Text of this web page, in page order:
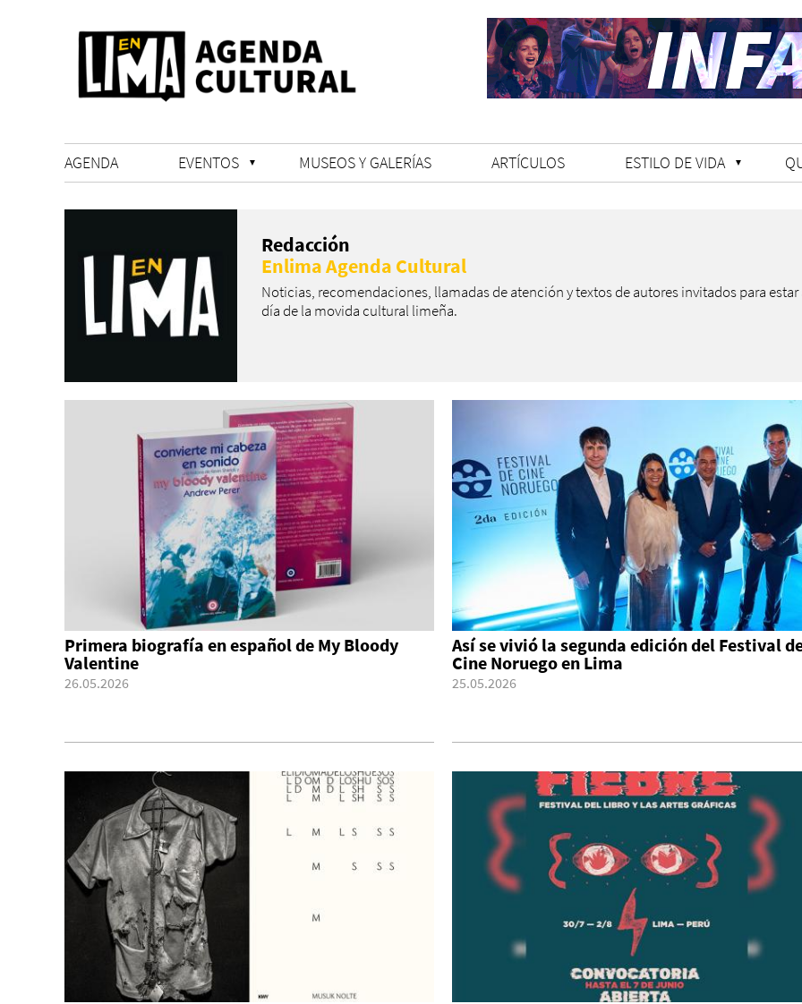
AGENDA EVENTOS MUSEOS Y GALERÍAS ARTÍCULOS ESTILO DE VIDA
Redacción
Enlima Agenda Cultural
Noticias, recomendaciones, llamadas de atención y textos de autores invitados para estar
día de la movida cultural limeña.
Primera biografía en español de My Bloody
Valentine
26.05.2026
Así se vivió la segunda edición del Festival
Cine Noruego en Lima
25.05.2026